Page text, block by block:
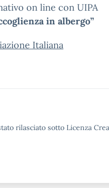
on line con UIPA
in albergo”
Italiana
rilasciato sotto Licenza